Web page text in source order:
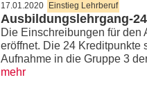
17.01.2020 Einstieg Lehrberuf
Ausbildungslehrgang-
Die Einschreibungen für den
eröffnet. Die 24 Kreditpunkte
Aufnahme in die Gruppe 3
mehr